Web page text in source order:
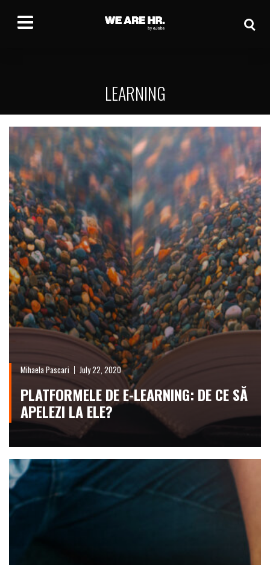
LEARNING
Mihaela Pascari July 22, 2020
PLATFORMELE DE E-LEARNING: DE CE SĂ
APELEZI LA ELE?